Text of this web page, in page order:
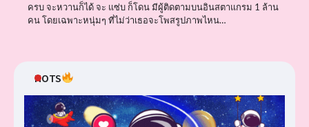
ครบ จะหวานก็ได้ จะ แซ่บ ก็โดน มีผู้ติดตามบนอินสตาแกรม 1 ล้าน
คน โดยเฉพาะหนุ่มๆ ที่ไม่ว่าเธอจะโพสรูปภาพไหน…
HOTS